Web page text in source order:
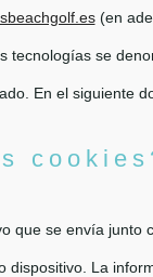
(en
tecnologías se
En el siguiente
que se envía
dispositivo. La